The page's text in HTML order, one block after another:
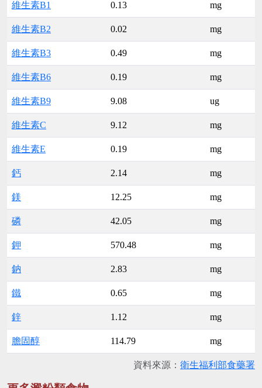
維生素B1 0.13 mg
維生素B2 0.02 mg
維生素B3 0.49 mg
維生素B6 0.19 mg
維生素B9 9.08 ug
維生素C 9.12 mg
維生素E 0.19 mg
鈣 2.14 mg
鎂 12.25 mg
磷 42.05 mg
鉀 570.48 mg
鈉 2.83 mg
鐵 0.65 mg
鋅 1.12 mg
膽固醇 114.79 mg
資料來源： 衛生福利部食藥署